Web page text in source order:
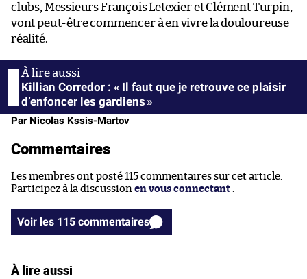
clubs, Messieurs François Letexier et Clément Turpin,
vont peut-être commencer à en vivre la douloureuse
réalité.
Killian Corredor : « Il faut que je retrouve ce plaisir
d’enfoncer les gardiens »
Par Nicolas Kssis-Martov
Commentaires
Les membres ont posté 115 commentaires sur cet article.
Participez à la discussion en vous connectant
Voir les 115 commentaires
À lire aussi